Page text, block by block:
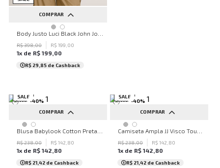
COMPRAR
PP P G
R$398,00 R$ 199 00
1x de R$ 199 00
R$ 29,85 de Cashback
SALE
-40%
COMPRAR
P
R$238,00 R$ 142 80
1x de R$ 142 80
R$ 21,42 de Cashback
SALE
-40%
COMPRAR
PP P M G
R$238,00 R$ 142 80
1x de R$ 142 80
R$ 21,42 de Cashback